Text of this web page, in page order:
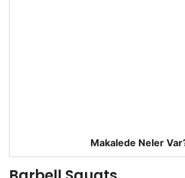
Makalede Neler